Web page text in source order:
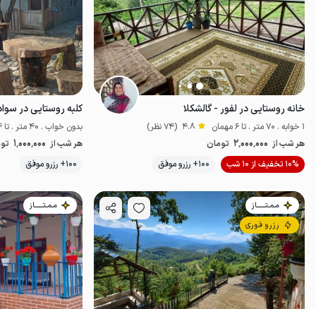
خانه روستایی در لفور - گالشکلا
1 خوابه . 70 متر . تا 6 مهمان 4.8 (74 نظر)
هر شب از 2٬000٬000 تومان
10% تخفیف از 10 شب
100+ رزرو موفق موقعیت در نقشه
کلبه روستایی در
بدون خواب . 40 متر . تا 4 مهمان
هر شب از 1٬000٬000
100+ رزرو موفق
مـمـتــــــاز
رزرو فوری
مـمـتــــــاز